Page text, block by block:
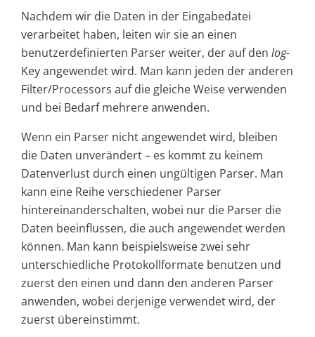
Nachdem wir die Daten in der Eingabedatei
verarbeitet haben, leiten wir sie an einen
benutzerdefinierten Parser weiter, der auf den log-
Key angewendet wird. Man kann jeden der anderen
Filter/Processors auf die gleiche Weise verwenden
und bei Bedarf mehrere anwenden.
Wenn ein Parser nicht angewendet wird, bleiben
die Daten unverändert – es kommt zu keinem
Datenverlust durch einen ungültigen Parser. Man
kann eine Reihe verschiedener Parser
hintereinanderschalten, wobei nur die Parser die
Daten beeinflussen, die auch angewendet werden
können. Man kann beispielsweise zwei sehr
unterschiedliche Protokollformate benutzen und
zuerst den einen und dann den anderen Parser
anwenden, wobei derjenige verwendet wird, der
zuerst übereinstimmt.